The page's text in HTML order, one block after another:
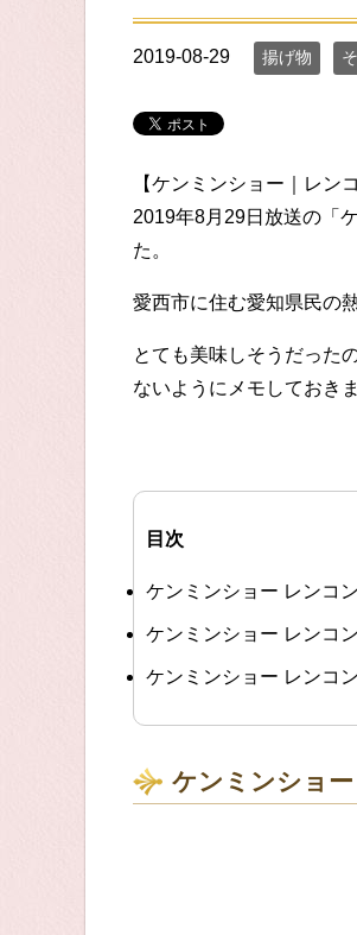
2019-08-29 揚げ物
【ケンミンショー｜レン
2019年8月29日放送の「
た。
愛西市に住む愛知県民の
とても美味しそうだった
ないようにメモしておきま
目次
ケンミンショー レンコ
ケンミンショー レンコ
ケンミンショー レンコ
ケンミンショ